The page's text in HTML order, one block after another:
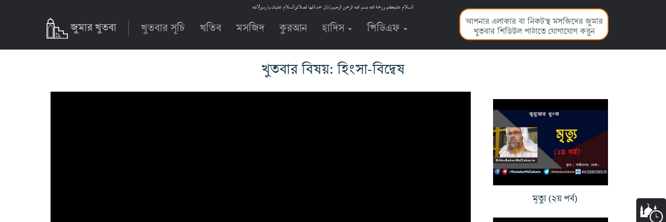
السلام عليكم ورحمة الله بسم الله الرحمن الرحيم إنال حمداللها لصلاتوالسلام عليك يا رسولالله
জুমার খুতবা খুতবার সূচি খতিব মসজিদ কুরআন হাদিস পিডিএফ
আপনার এলাকার বা নিকটস্থ মসজিদের জুমার
খুতবার শিডিউল পাঠাতে যোগাযোগ করুন
খুতবার বিষয়: হিংসা-বিদ্বেষ
মৃত্যু (২য় পর্ব)